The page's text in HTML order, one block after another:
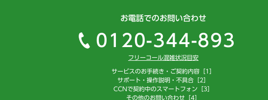
お電話でのお問い合わせ
0120-344-893
フリーコール混雑状況目安
サービスのお手続き・ご契約内容［1］
サポート・操作説明・不具合［2］
CCNで契約中のスマートフォン［3］
その他のお問い合わせ［4］